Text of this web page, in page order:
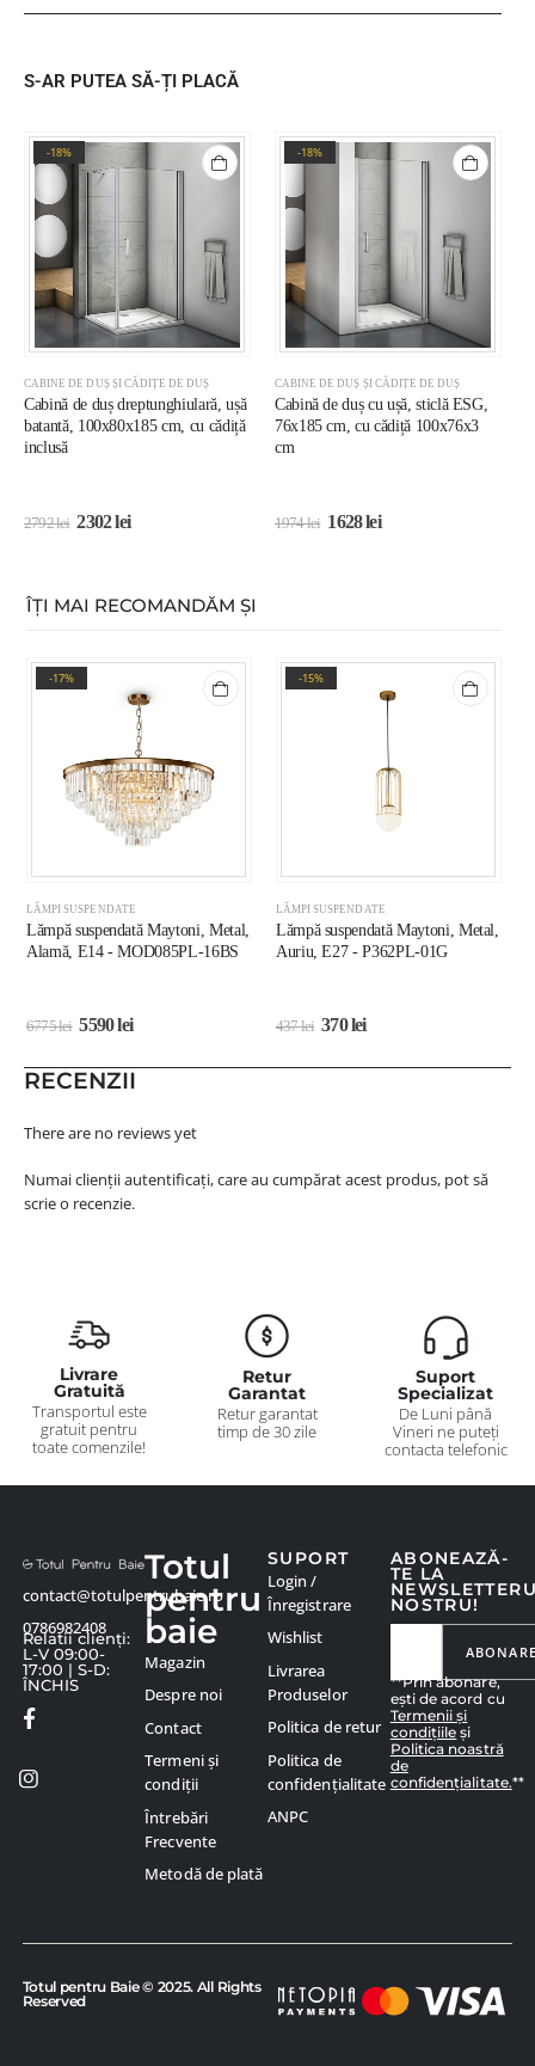
S-AR PUTEA SĂ-ȚI PLACĂ
-18%
CABINE DE DUȘ ȘI CĂDIȚE DE DUȘ
Cabină de duș dreptunghiulară, ușă
batantă, 100x80x185 cm, cu cădiță
inclusă
2792lei 2302lei
-18%
CABINE DE DUȘ ȘI CĂDIȚE DE DUȘ
Cabină de duș cu ușă, sticlă ESG,
76x185 cm, cu cădiță 100x76x3
cm
1974lei 1628lei
ÎȚI MAI RECOMANDĂM ȘI
-17%
LĂMPI SUSPENDATE
Lămpă suspendată Maytoni, Metal,
Alamă, E14 - MOD085PL-16BS
6775lei 5590lei
-15%
LĂMPI SUSPENDATE
Lămpă suspendată Maytoni, Metal,
Auriu, E27 - P362PL-01G
437lei 370lei
RECENZII
There are no reviews yet
Numai clienții autentificați, care au cumpărat acest produs, pot să
scrie o recenzie.
Livrare
Gratuită
Transportul este
gratuit pentru
toate comenzile!
Retur
Garantat
Retur garantat
timp de 30 zile
Suport
Specializat
De Luni până
Vineri ne puteți
contacta telefonic
contact@totulpentrubaie.ro
0786982408
Relatii clienți:
L-V 09:00-
17:00 | S-D:
ÎNCHIS
ABONEAZĂ-
TE LA
NOSTRU!
**Prin abonare,
ești de acord cu
Termenii și
condițiile și
Politica noastră
de
confidențialitate.**
Totul
pentru
baie
Magazin
Despre noi
Contact
Termeni și
condiții
Întrebări
Frecvente
Metodă de plată
SUPORT
Login /
Înregistrare
Wishlist
Livrarea
Produselor
Politica de retur
Politica de
confidențialitate
ANPC
Totul pentru Baie © 2025. All Rights
Reserved